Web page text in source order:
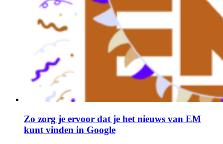
Zo zorg je ervoor dat je het nieuws van EM
kunt vinden in Google